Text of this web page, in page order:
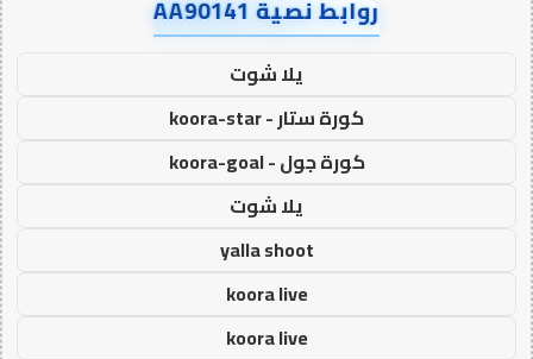
روابط نصية AA90141
يلا شوت
كورة ستار - koora-star
كورة جول - koora-goal
يلا شوت
yalla shoot
koora live
koora live